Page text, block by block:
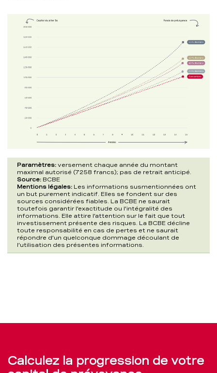
Paramètres: versement chaque année du montant
maximal autorisé (7258 francs); pas de retrait anticipé.
Source: BCBE
Mentions légales: Les informations susmentionnées ont
un but purement indicatif. Elles se fondent sur des
sources considérées fiables. La BCBE ne saurait
toutefois garantir l’exactitude ou l’intégralité des
informations. Elle attire l’attention sur le fait que tout
investissement présente des risques. La BCBE décline
toute responsabilité en cas de pertes et ne saurait
répondre d’un quelconque dommage découlant de
l’utilisation des présentes informations.
Calculez la progression de votre